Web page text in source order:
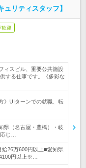
リティスタッフ】
歓迎
ィスビル、重要公共施設
する仕事です。《多彩な
》UIターンでの就職、転
県（名古屋・豊橋）・岐
じ…
26万600円以上■愛知県
円以上※…